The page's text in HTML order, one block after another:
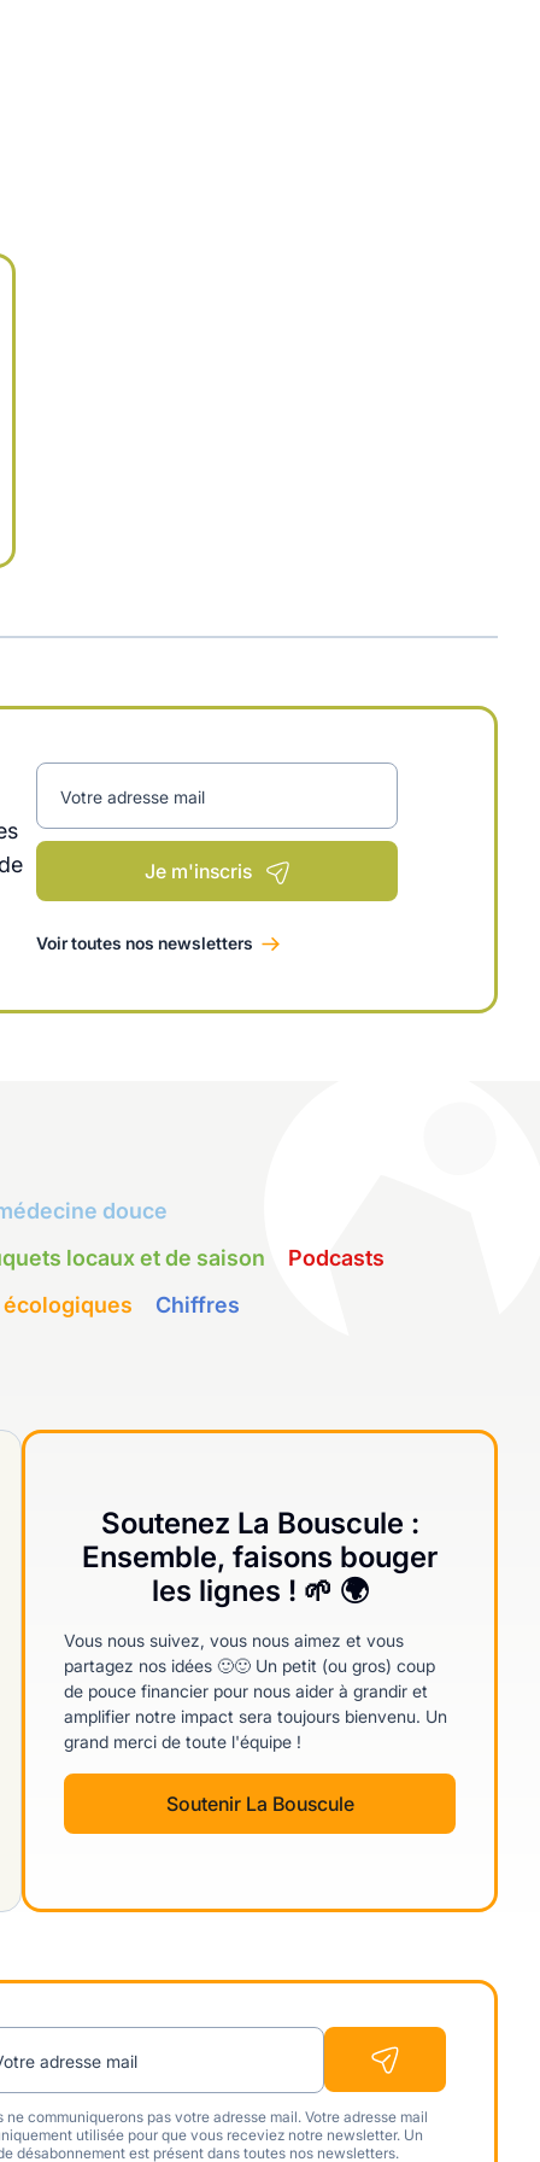
Votre adresse mail
Je m'inscris
Voir toutes nos newsletters
douce
locaux et de saison
Podcasts
Chiffres
Soutenez La Bouscule :
Ensemble, faisons bouger
les lignes ! 🌱 🌍
Vous nous suivez, vous nous aimez et vous
partagez nos idées 🙂🙂 Un petit (ou gros) coup
de pouce financier pour nous aider à grandir et
amplifier notre impact sera toujours bienvenu. Un
grand merci de toute l'équipe !
Soutenir La Bouscule
adresse mail
ne communiquerons pas votre adresse mail. Votre adresse mail
utilisée pour que vous receviez notre newsletter. Un
désabonnement est présent dans toutes nos newsletters.